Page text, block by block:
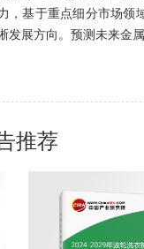
，基于重点细分市场领
发展方向。预测未来金
推荐